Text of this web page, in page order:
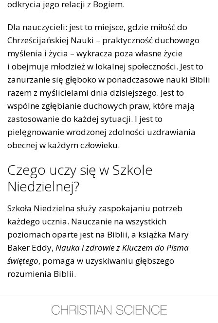
odkrycia jego relacji z Bogiem.
Dla nauczycieli: jest to miejsce, gdzie miłość do
Chrześcijańskiej Nauki – praktyczność duchowego
myślenia i życia – wykracza poza własne życie
i obejmuje młodzież w lokalnej społeczności. Jest to
zanurzanie się głęboko w ponadczasowe nauki Biblii
razem z myślicielami dnia dzisiejszego. Jest to
wspólne zgłębianie duchowych praw, które mają
zastosowanie do każdej sytuacji. I jest to
pielęgnowanie wrodzonej zdolności uzdrawiania
obecnej w każdym człowieku.
Czego uczy się w Szkole
Niedzielnej?
Szkoła Niedzielna służy zaspokajaniu potrzeb
każdego ucznia. Nauczanie na wszystkich
poziomach oparte jest na Biblii, a książka Mary
Baker Eddy, Nauka i zdrowie z Kluczem do Pisma
świętego, pomaga w uzyskiwaniu głębszego
rozumienia Biblii.